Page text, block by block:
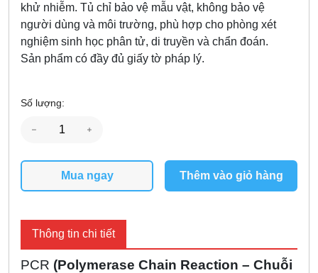
khử nhiễm. Tủ chỉ bảo vệ mẫu vật, không bảo vệ
người dùng và môi trường, phù hợp cho phòng xét
nghiệm sinh học phân tử, di truyền và chẩn đoán.
Sản phẩm có đầy đủ giấy tờ pháp lý.
Số lượng:
Mua ngay Thêm vào giỏ hàng
Thông tin chi tiết
PCR (Polymerase Chain Reaction – Chuỗi